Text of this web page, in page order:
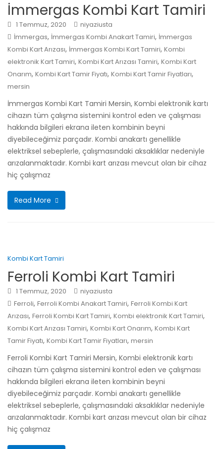
İmmergas Kombi Kart Tamiri
1 Temmuz, 2020
niyaziusta
İmmergas, İmmergas Kombi Anakart Tamiri, İmmergas
Kombi Kart Arızası, İmmergas Kombi Kart Tamiri, Kombi
elektronik Kart Tamiri, Kombi Kart Arızası Tamiri, Kombi Kart
Onarım, Kombi Kart Tamir Fiyatı, Kombi Kart Tamir Fiyatları,
mersin
İmmergas Kombi Kart Tamiri Mersin, Kombi elektronik kartı
cihazın tüm çalışma sistemini kontrol eden ve çalışması
hakkında bilgileri ekrana ileten kombinin beyni
diyebileceğimiz parçadır. Kombi anakartı genellikle
elektriksel sebeplerle, çalışmasındaki aksaklıklar nedeniyle
arızalanmaktadır. Kombi kart arızası mevcut olan bir cihaz
hiç çalışmaz
Read More
Kombi Kart Tamiri
Ferroli Kombi Kart Tamiri
1 Temmuz, 2020
niyaziusta
Ferroli, Ferroli Kombi Anakart Tamiri, Ferroli Kombi Kart
Arızası, Ferroli Kombi Kart Tamiri, Kombi elektronik Kart Tamiri,
Kombi Kart Arızası Tamiri, Kombi Kart Onarım, Kombi Kart
Tamir Fiyatı, Kombi Kart Tamir Fiyatları, mersin
Ferroli Kombi Kart Tamiri Mersin, Kombi elektronik kartı
cihazın tüm çalışma sistemini kontrol eden ve çalışması
hakkında bilgileri ekrana ileten kombinin beyni
diyebileceğimiz parçadır. Kombi anakartı genellikle
elektriksel sebeplerle, çalışmasındaki aksaklıklar nedeniyle
arızalanmaktadır. Kombi kart arızası mevcut olan bir cihaz
hiç çalışmaz